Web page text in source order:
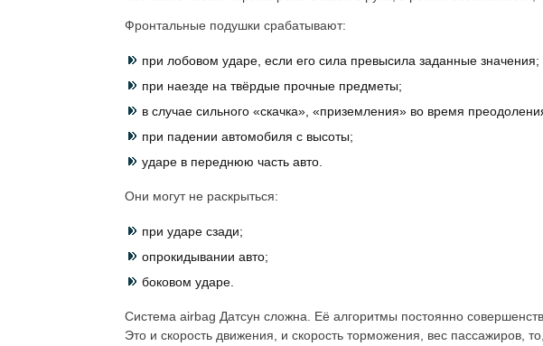
Фронтальные подушки срабатывают:
при лобовом ударе, если его сила превысила заданные значения;
при наезде на твёрдые прочные предметы;
в случае сильного «скачка», «приземления» во время
при падении автомобиля с высоты;
ударе в переднюю часть авто.
Они могут не раскрыться:
при ударе сзади;
опрокидывании авто;
боковом ударе.
Система airbag Датсун сложна. Её алгоритмы постоянно
Это и скорость движения, и скорость торможения, вес пассажиров,